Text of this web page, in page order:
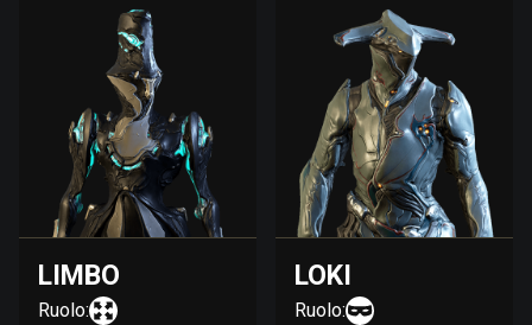
LIMBO
Ruolo:
LOKI
Ruolo: